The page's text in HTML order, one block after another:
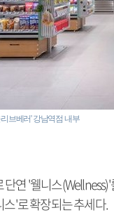
브베러' 강남역점 내부
연 '웰니스
'로 확장되는 추세다.